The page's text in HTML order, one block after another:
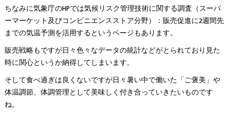
ちなみに気象庁のHPでは気候リスク管理技術に関する調査（スーパ
ーマーケット及びコンビニエンスストア分野）：販売促進に2週間先
までの気温予測を活用するというページもあります。
販売戦略もですが日々色々なデータの統計などがとられており見た
時に関心というか納得してしまいます。
そして食べ過ぎは良くないですが日々暑い中で働いた「ご褒美」や
体温調節、体調管理として美味しく付き合っていきたいものです
ね。